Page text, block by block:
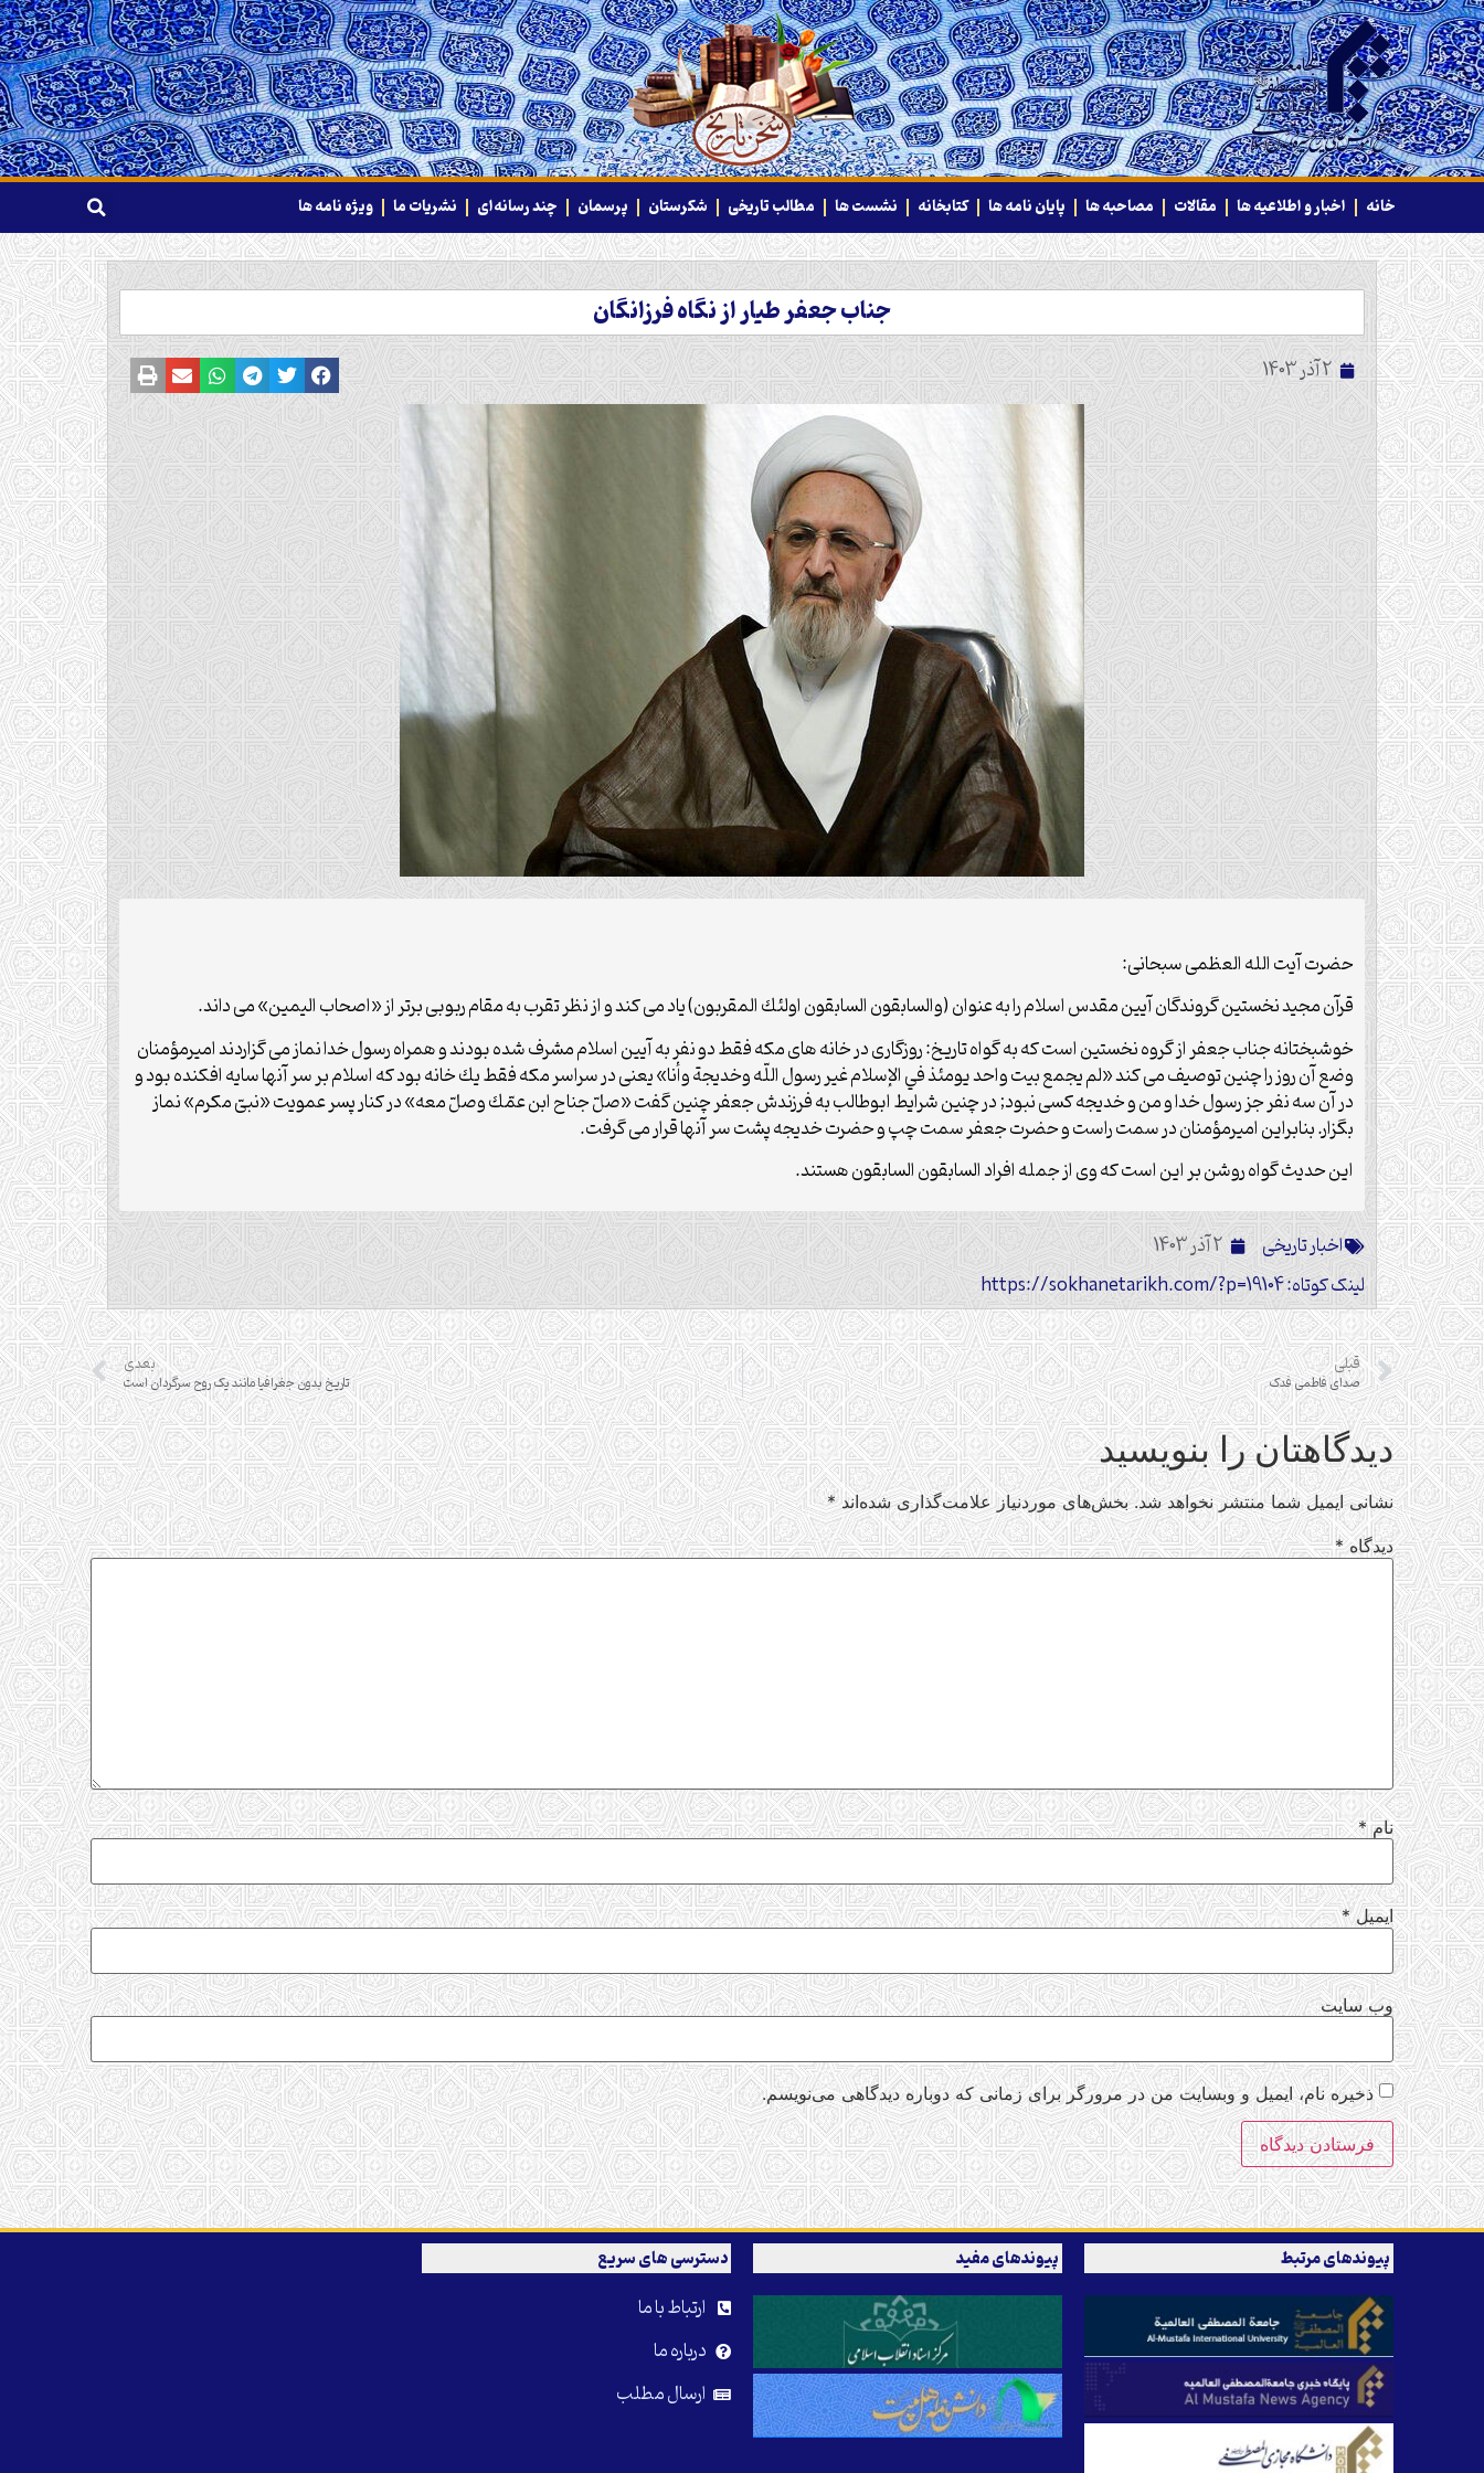
خانه اخبار و اطلاعیه ها مقالات مصاحبه ها پایان نامه ها کتابخانه نشست ها مطالب تاریخی شکرستان پرسمان چند رسانه‌ای نشریات ما ویژه نامه ها
جناب جعفر طیار از نگاه فرزانگان
2 آذر 1403
حضرت آیت الله العظمی سبحانی:
قرآن مجيد نخستين گروندگان آيين مقدس اسلام را به عنوان (والسابقون السابقون اولئك المقربون) ياد مى كند و از نظر تقرب به مقام ربوبى برتر از «اصحاب اليمین» مى داند.
خوشبختانه جناب جعفر از گروه نخستين است كه به گواه تاريخ: روزگارى در خانه هاى مكه فقط دو نفر به آيين اسلام مشرف شده بودند و همراه رسول خدا نماز مى گزاردند اميرمؤمنان
وضع آن روز را چنين توصيف مى كند «لم يجمع بيت واحد يومئذ في الإسلام غير رسول اللّه وخديجة وأنا» يعنى در سراسر مكه فقط يك خانه بود كه اسلام بر سر آنها سايه افكنده بود و
در آن سه نفر جز رسول خدا و من و خديجه كسى نبود; در چنين شرايط ابوطالب به فرزندش جعفر چنين گفت «صلّ جناح ابن عمّك وصلّ معه» در كنار پسر عمويت «نبىّ مكرم» نماز
بگزار. بنابراين اميرمؤمنان در سمت راست و حضرت جعفر سمت چپ و حضرت خديجه پشت سر آنها قرار مى گرفت.
اين حديث گواه روشن بر اين است كه وى از جمله افراد السابقون السابقون هستند.
اخبار تاریخی
2 آذر 1403
لینک کوتاه: https://sokhanetarikh.com/?p=19104
قبلی
صدای فاطمی فدک
بعدی
تاریخ بدون جغرافیا مانند یک روح سرگردان است
دیدگاهتان را بنویسید
نشانی ایمیل شما منتشر نخواهد شد. بخش‌های موردنیاز علامت‌گذاری شده‌اند*
دیدگاه*
نام*
ایمیل*
وب‌ سایت
ذخیره نام، ایمیل و وبسایت من در مرورگر برای زمانی که دوباره دیدگاهی می‌نویسم.
پیوندهای مرتبط پیوندهای مفید دسترسی های سریع
ارتباط با ما
درباره ما
ارسال مطلب